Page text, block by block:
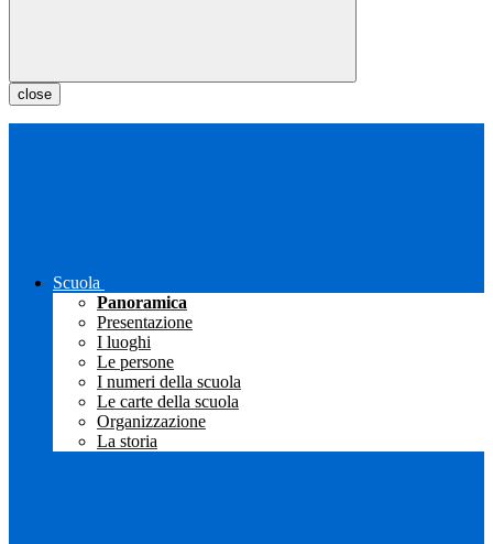
close
Scuola
Panoramica
Presentazione
I luoghi
Le persone
I numeri della scuola
Le carte della scuola
Organizzazione
La storia